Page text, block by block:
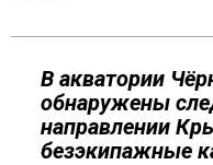
В акватории
обнаружены
направлении
безэкипажные